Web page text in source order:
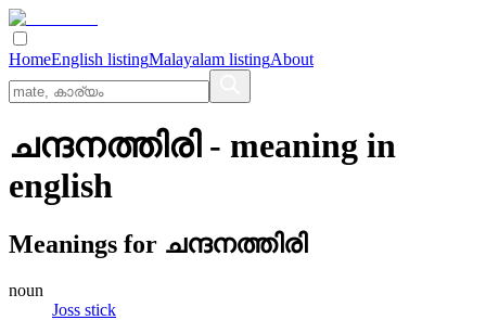
HomeEnglish listingMalayalam listingAbout
ചന്ദനത്തിരി- meaning in
english
Meanings for ചന്ദനത്തിരി
noun
Joss stick